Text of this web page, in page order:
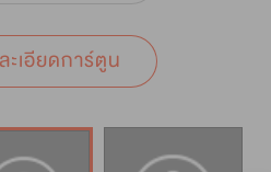
ะเอียดการ์ตูน